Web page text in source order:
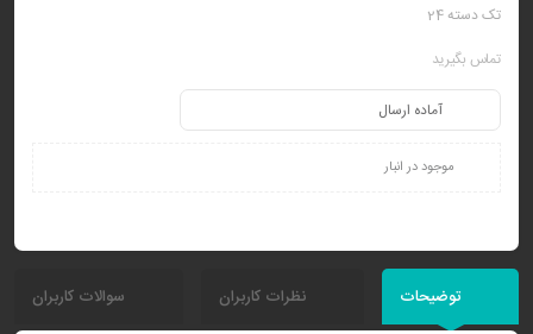
تک دسته 24
تماس بگیرید
آماده ارسال
موجود در انبار
توضیحات نظرات کاربران سوالات کاربران